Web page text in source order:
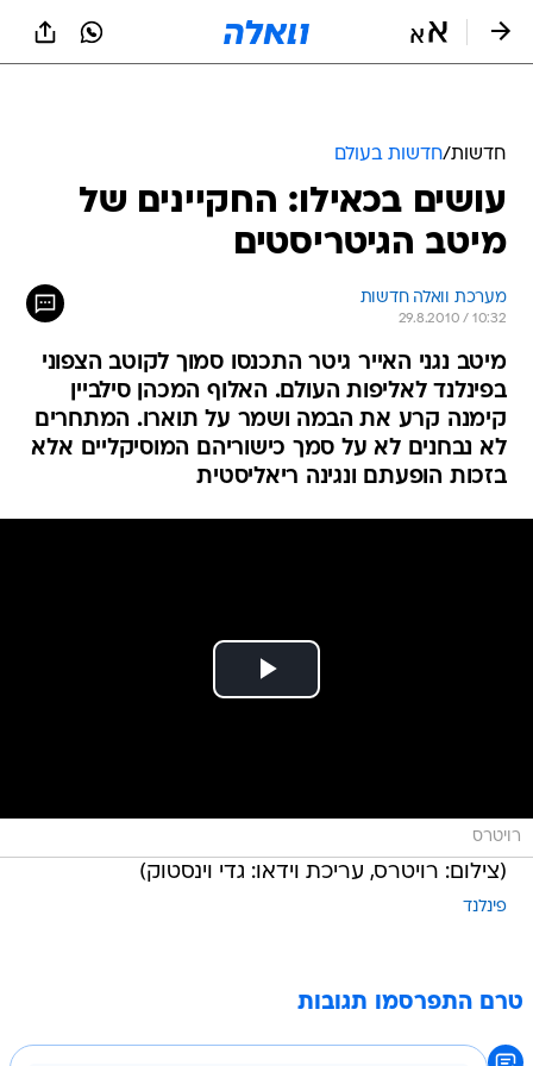
חדשות/חדשות בעולם
עושים בכאילו: החקיינים של
מיטב הגיטריסטים
מערכת וואלה חדשות
29.8.2010 / 10:32
מיטב נגני האייר גיטר התכנסו סמוך לקוטב הצפוני
בפינלנד לאליפות העולם. האלוף המכהן סילביין
קימנה קרע את הבמה ושמר על תוארו. המתחרים
לא נבחנים לא על סמך כישוריהם המוסיקליים אלא
בזכות הופעתם ונגינה ריאליסטית
רויטרס
(צילום: רויטרס, עריכת וידאו: גדי וינסטוק)
פינלנד
טרם התפרסמו תגובות